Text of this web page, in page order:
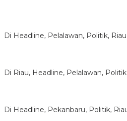
Di Headline, Pelalawan, Politik, Riau
Di Riau, Headline, Pelalawan, Politik
Di Headline, Pekanbaru, Politik,